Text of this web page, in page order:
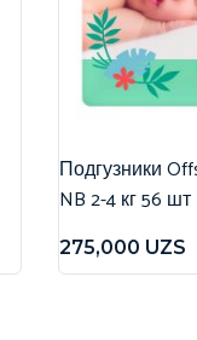
Подгузники
NB 2-4 кг 56 шт
275,000 UZS